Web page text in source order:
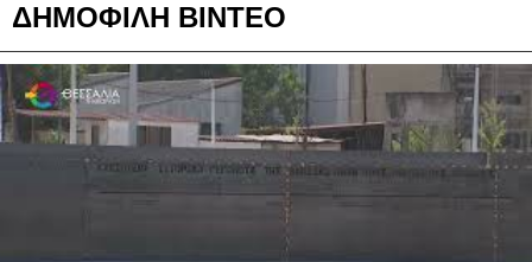
ΔΗΜΟΦΙΛΗ ΒΙΝΤΕΟ